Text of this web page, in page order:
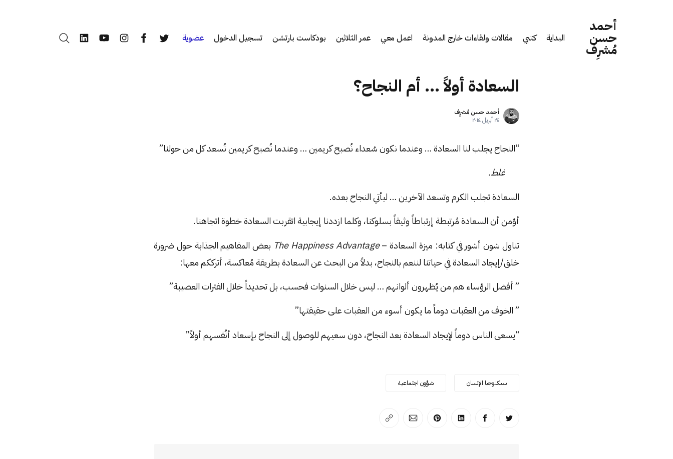
أحمد
حسن
مُشرِف
البداية كتبي مقالات ولقاءات خارج المدونة اعمل معي عمر الثلاثين بودكاست بارتشن تسجيل الدخول عضوية
السعادة أولاً ... أم النجاح؟
أحمد حسن مُشرِف
٢٤ أبريل ٢٠١٤
“النجاح يجلب لنا السعادة … وعندما نكون سُعداء نُصبح كريمين … وعندما نُصبح كريمين نُسعد كل من حولنا”
غلط.
السعادة تجلب الكرم وتسعد الآخرين … ليأتي النجاح بعده.
أؤمن أن السعادة مُرتبطة إرتباطاً وثيقاً بسلوكنا، وكلما ازددنا إيجابية اتقربت السعادة خطوة اتجاهنا.
تناول شون أشور في كتابه: ميزة السعادة –The Happiness Advantage بعض المفاهيم الجذابة حول ضرورة
خلق/إيجاد السعادة في حياتنا لننعم بالنجاح، بدلاً من البحث عن السعادة بطريقة مُعاكسة، أترككم معها:
” أفضل الرؤساء هم من يُظهرون ألوانهم … ليس خلال السنوات فحسب، بل تحديداً خلال الفترات العصيبة”
” الخوف من العقبات دوماً ما يكون أسوء من العقبات على حقيقتها”
“يسعى الناس دوماً لإيجاد السعادة بعد النجاح، دون سعيهم للوصول إلى النجاح بإسعاد أنُفسهم أولاً”
سيكلوجيا الإنسان شؤون اجتماعية
انشر على تويترانشر على الفيسبوك
انشر على لينكد إن
انشر على بينترست
انشر على الإيميل
انسخ الرابط